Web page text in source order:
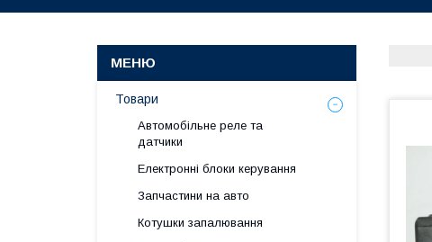
Товари
Автомобільне реле та
датчики
Електронні блоки керування
Запчастини на авто
Котушки запалювання